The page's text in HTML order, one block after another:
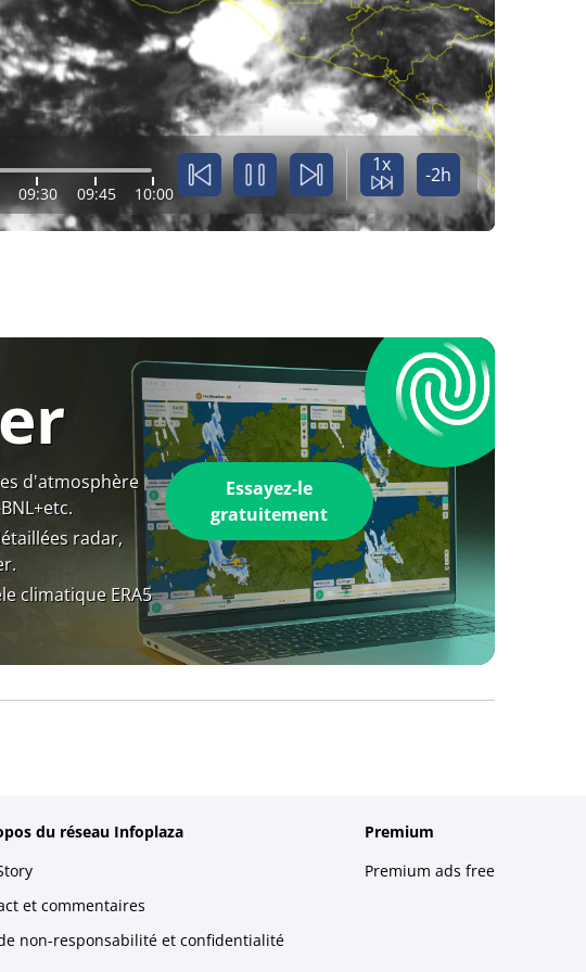
09:30 09:45 10:00
1x -2h
d'atmosphère
radar,
climatique ERA5
Essayez-le
gratuitement
du réseau Infoplaza
et commentaires
non-responsabilité et confidentialité
Premium
Premium ads free